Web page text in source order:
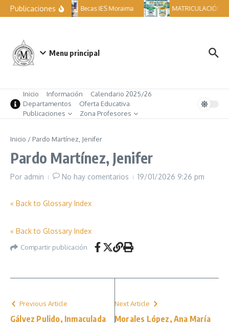
Saltar al contenido
Publicaciones Becas IES Moraima MATRICULACIÓN
Menu principal
Inicio Información
Calendario 2025/26
Departamentos
Oferta Educativa
Publicaciones
Zona Profesores
Inicio / Pardo Martínez, Jenifer
Pardo Martínez, Jenifer
Por admin No hay comentarios 19/01/2026 9:26 pm
« Back to Glossary Index
« Back to Glossary Index
Compartir publicación
Previous Article
Gálvez Pulido, Inmaculada
Next Article
Morales López, Ana María